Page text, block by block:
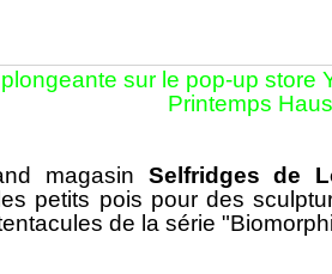
sur le pop-up store
Printemps
magasin Selfridges de
petits pois pour des
de la série